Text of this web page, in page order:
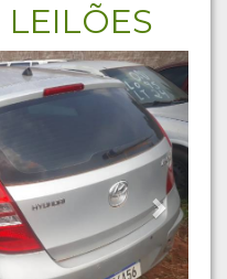
LEILÕES
Next